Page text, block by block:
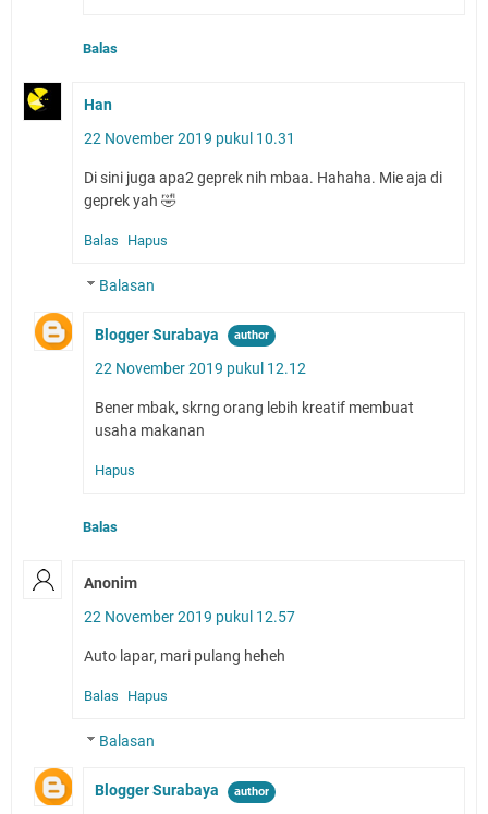
Balas
Han
22 November 2019 pukul 10.31
Di sini juga apa2 geprek nih mbaa. Hahaha. Mie aja di
geprek yah 🤣
Balas Hapus
Balasan
Blogger Surabaya
22 November 2019 pukul 12.12
Bener mbak, skrng orang lebih kreatif membuat
usaha makanan
Hapus
Balas
Anonim
22 November 2019 pukul 12.57
Auto lapar, mari pulang heheh
Balas Hapus
Balasan
Blogger Surabaya